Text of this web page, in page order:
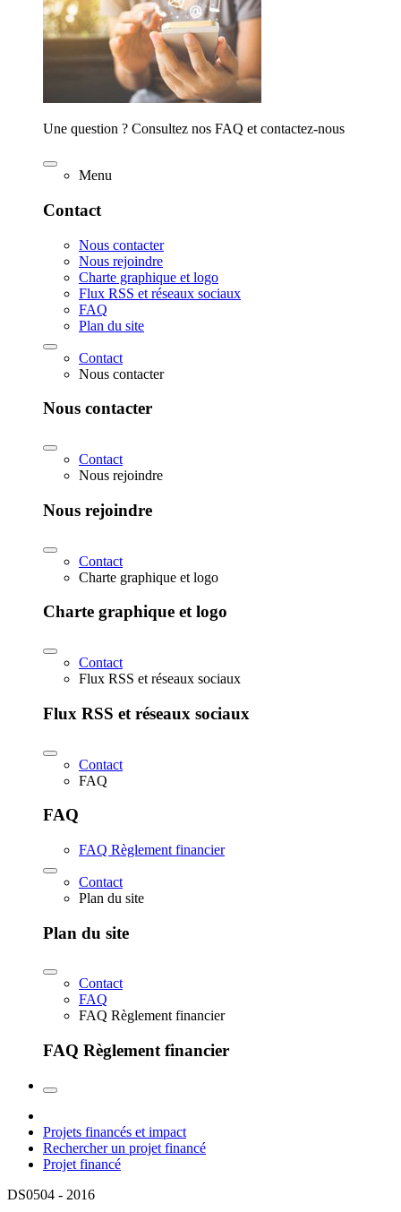
Une question ? Consultez nos FAQ et contactez-nous
Menu
Contact
Nous contacter
Nous rejoindre
Charte graphique et logo
Flux RSS et réseaux sociaux
FAQ
Plan du site
Contact
Nous contacter
Nous contacter
Contact
Nous rejoindre
Nous rejoindre
Contact
Charte graphique et logo
Charte graphique et logo
Contact
Flux RSS et réseaux sociaux
Flux RSS et réseaux sociaux
Contact
FAQ
FAQ
FAQ Règlement financier
Contact
Plan du site
Plan du site
Contact
FAQ
FAQ Règlement financier
FAQ Règlement financier
Projets financés et impact
Rechercher un projet financé
Projet financé
DS0504 - 2016